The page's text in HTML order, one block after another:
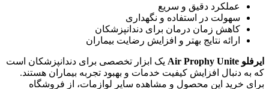
عملکرد دقیق و سریع
سهولت در استفاده و نگهداری
کاهش زمان درمان برای دندانپزشکان
ارائه نتایج بهتر و افزایش رضایت بیماران
ایرفلو Air Prophy Unite
یک ابزار تخصصی برای دندانپزشکان است
که به دنبال افزایش کیفیت خدمات و بهبود تجربه بیماران هستند.
برای خرید این محصول و مشاهده سایر لوازمات، از فروشگاه